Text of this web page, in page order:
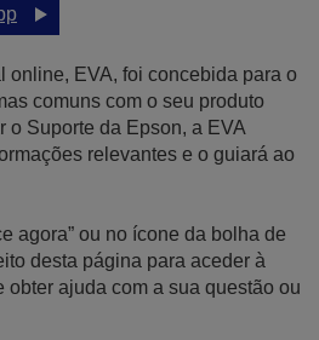
online, EVA, foi concebida para o
comuns com o seu produto
o Suporte da Epson, a EVA
relevantes e o guiará ao
agora” ou no ícone da bolha de
desta página para aceder à
obter ajuda com a sua questão ou